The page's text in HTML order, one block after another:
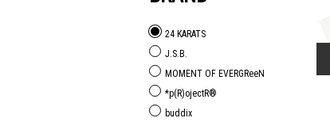
24 KARATS
J.S.B.
MOMENT OF EVERGReeN
*p(R)ojectR®
buddix